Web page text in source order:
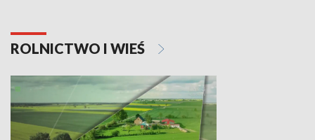
ROLNICTWO I WIEŚ